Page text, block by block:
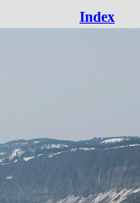
Index